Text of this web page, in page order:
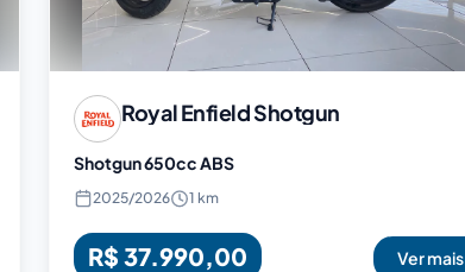
Royal EnfieldShotgun
Shotgun 650cc ABS
2025/2026 1 km
R$ 37.990,00 Ver mais